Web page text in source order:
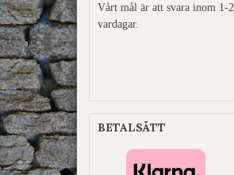
Vårt mål är att svara inom 1-2
vardagar.
BETALSÄTT